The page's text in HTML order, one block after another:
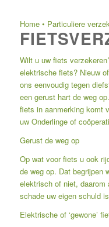
Home• Particuliere
Wilt u uw fiets
elektrische fiets? Nieuw
ons eenvoudig tegen
een gerust hart de weg
fiets in aanmerking komt
uw Onderlinge of
Gerust de weg op
Op wat voor fiets u ook
de weg op. Dat begrijpen
elektrisch of niet,
schade uw eigen schuld
Elektrische of ‘gewone’